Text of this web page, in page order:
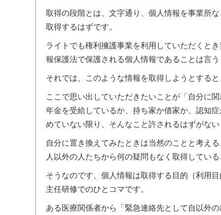
取得の段階とは、文字通り、個人情報を事業所
取得するはずです。
ライトでも権利擁護事業を利用していただくと
報保護法で保護される個人情報であることは言
それでは、このような情報を取得しようとする
ここで思い出していただきたいことが「自分に
年金を受給しているか、持ち家か借家か、認知
めていない限り、そんなこと許されるはずがな
自分に置き換えてみたときは当然のことと考え
人以外の人たちから何の疑問もなく取得してい
そうなのです、個人情報は取得する目的（利用
主任研修でのひとコマです。
ある医療関係者から「緊急連絡先として自以外